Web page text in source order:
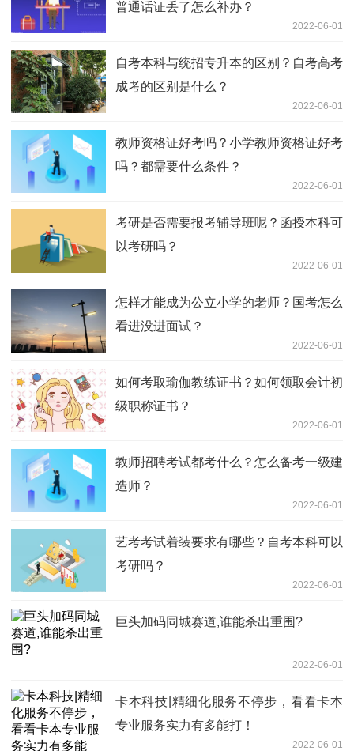
普通话证丢了怎么补办？
2022-06-01
自考本科与统招专升本的区别？自考高考
成考的区别是什么？
2022-06-01
教师资格证好考吗？小学教师资格证好考
吗？都需要什么条件？
2022-06-01
考研是否需要报考辅导班呢？函授本科可
以考研吗？
2022-06-01
怎样才能成为公立小学的老师？国考怎么
看进没进面试？
2022-06-01
如何考取瑜伽教练证书？如何领取会计初
级职称证书？
2022-06-01
教师招聘考试都考什么？怎么备考一级建
造师？
2022-06-01
艺考考试着装要求有哪些？自考本科可以
考研吗？
2022-06-01
巨头加码同城赛道,谁能杀出重围?
2022-06-01
卡本科技|精细化服务不停步，看看卡本
专业服务实力有多能打！
2022-06-01